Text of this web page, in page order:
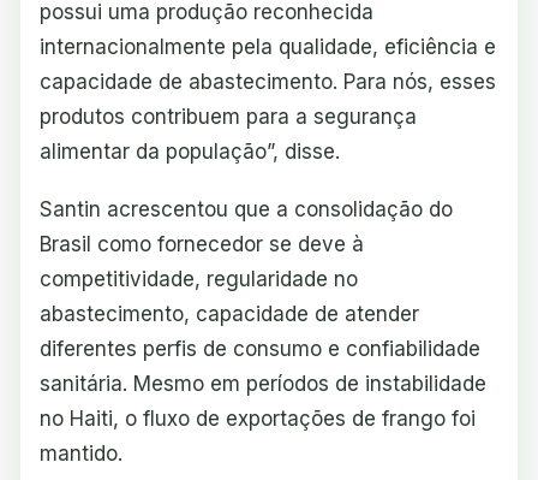
possui uma produção reconhecida
internacionalmente pela qualidade, eficiência e
capacidade de abastecimento. Para nós, esses
produtos contribuem para a segurança
alimentar da população”, disse.
Santin acrescentou que a consolidação do
Brasil como fornecedor se deve à
competitividade, regularidade no
abastecimento, capacidade de atender
diferentes perfis de consumo e confiabilidade
sanitária. Mesmo em períodos de instabilidade
no Haiti, o fluxo de exportações de frango foi
mantido.